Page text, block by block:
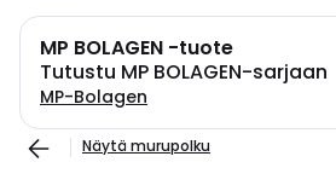
MP BOLAGEN -tuote
Tutustu MP BOLAGEN-sarjaan
MP-Bolagen
Näytä murupolku